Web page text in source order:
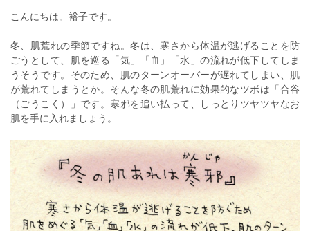
こんにちは。裕子です。
冬、肌荒れの季節ですね。冬は、寒さから体温が逃げることを防
ごうとして、肌を巡る「気」「血」「水」の流れが低下してしま
うそうです。そのため、肌のターンオーバーが遅れてしまい、肌
が荒れてしまうとか。そんな冬の肌荒れに効果的なツボは「合谷
（ごうこく）」です。寒邪を追い払って、しっとりツヤツヤなお
肌を手に入れましょう。